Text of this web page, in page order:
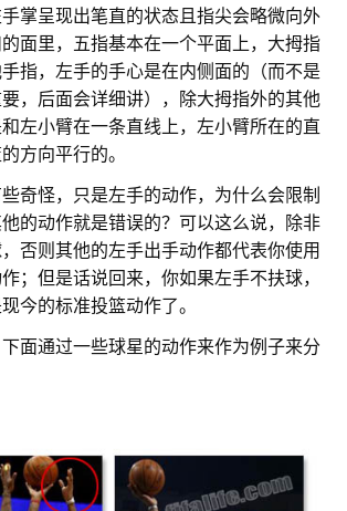
掌呈现出笔直的状态且指尖会略微向外
面里，五指基本在一个平面上，大拇指
指，左手的手心是在内侧面的（而不是
，后面会详细讲），除大拇指外的其他
左小臂在一条直线上，左小臂所在的直
方向平行的。
奇怪，只是左手的动作，为什么会限制
的动作就是错误的？可以这么说，除非
否则其他的左手出手动作都代表你使用
；但是话说回来，你如果左手不扶球，
今的标准投篮动作了。
面通过一些球星的动作来作为例子来分